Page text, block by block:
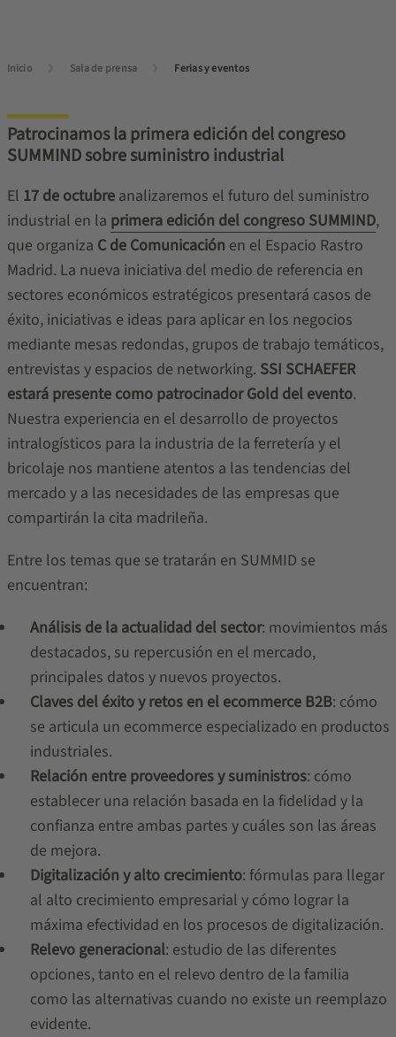
Inicio Sala de prensa Ferias y eventos
Patrocinamos la primera edición del congreso
SUMMIND sobre suministro industrial
El 17 de octubreanalizaremos el futuro del suministro
industrial en la primera edición del congreso SUMMIND,
que organiza C de Comunicación en el Espacio Rastro
Madrid. La nueva iniciativa del medio de referencia en
sectores económicos estratégicos presentará casos de
éxito, iniciativas e ideas para aplicar en los negocios
mediante mesas redondas, grupos de trabajo temáticos,
entrevistas y espacios de networking. SSI SCHAEFER
estará presente como patrocinador Gold del evento.
Nuestra experiencia en el desarrollo de proyectos
intralogísticos para la industria de la ferretería y el
bricolaje nos mantiene atentos a las tendencias del
mercado y a las necesidades de las empresas que
compartirán la cita madrileña.
Entre los temas que se tratarán en SUMMID se
encuentran:
Análisis de la actualidad del sector: movimientos más
destacados, su repercusión en el mercado,
principales datos y nuevos proyectos.
Claves del éxito y retos en el ecommerce B2B: cómo
se articula un ecommerce especializado en productos
industriales.
Relación entre proveedores y suministros: cómo
establecer una relación basada en la fidelidad y la
confianza entre ambas partes y cuáles son las áreas
de mejora.
Digitalización y alto crecimiento: fórmulas para llegar
al alto crecimiento empresarial y cómo lograr la
máxima efectividad en los procesos de digitalización.
Relevo generacional: estudio de las diferentes
opciones, tanto en el relevo dentro de la familia
como las alternativas cuando no existe un reemplazo
evidente.